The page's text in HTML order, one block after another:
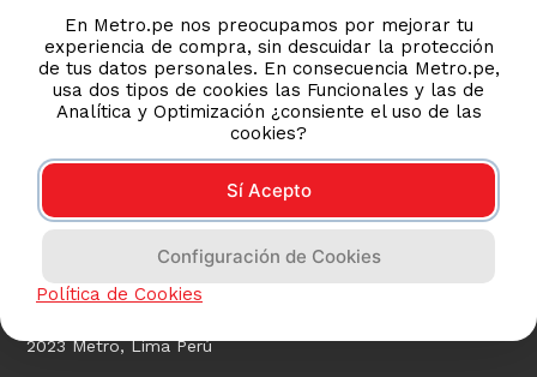
COMPRAS 100% SEGURAS
Esta tienda usa Niubiz para realizar transacciones
electrónicas.
2023 Metro, Lima Perú
En Metro.pe nos preocupamos por mejorar tu
experiencia de compra, sin descuidar la protección
de tus datos personales. En consecuencia Metro.pe,
usa dos tipos de cookies las Funcionales y las de
Analítica y Optimización ¿consiente el uso de las
cookies?
Sí Acepto
Configuración de Cookies
Política de Cookies